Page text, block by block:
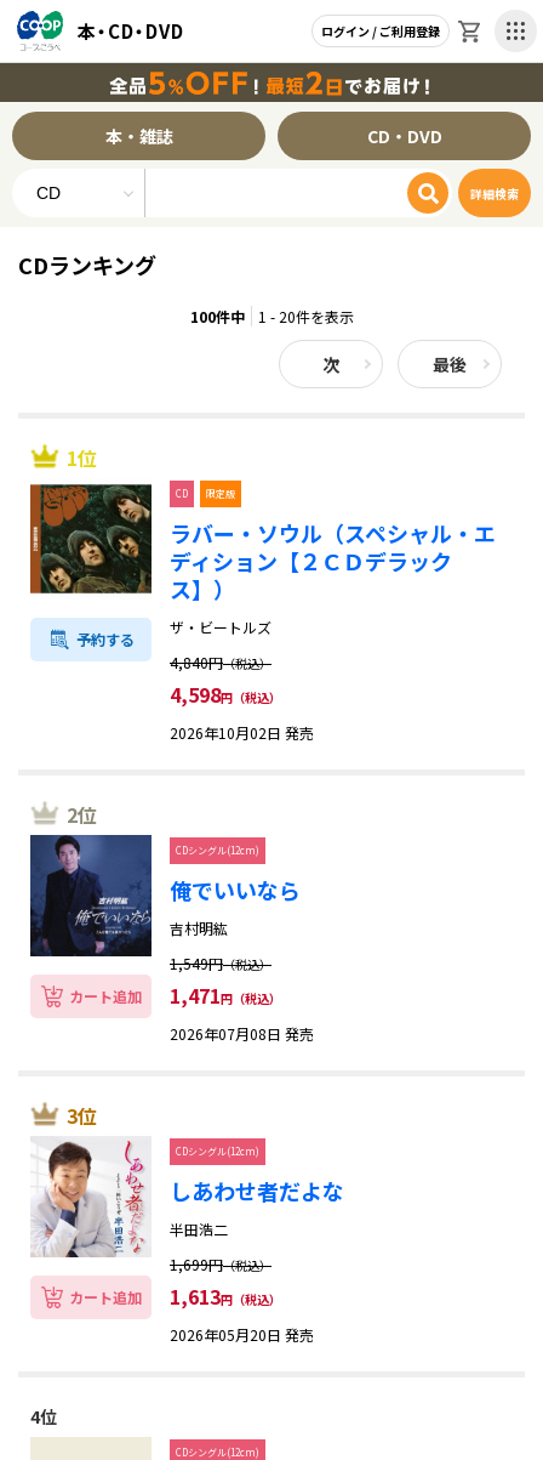
本・CD・DVD ログイン / ご利用登録
本・雑誌
本・雑誌 トップページへ
本 ランキングページへ
ノンフィクション・教養
思想・心理・歴史・教育
ビジネス・経済・社会
コミック・アニメ・Eゲーム
サイエンス・テクノロジー
児童
テレビ・タレント・写真集
映画・音楽・サブカルチャー
スポーツ・格闘技
生活・健康・ダイエット
語学・就職資格
学習参考書
ご利用ガイド
CD・DVD
CD・DVD トップページへ
CD ランキングページへ
お支払い方法 よくあるご質問
詳細検索
CDランキング
100件中 1 - 20件を表示
次 最後
1位
予約する
CD 限定版
ラバー・ソウル（スペシャル・エ
ディション【２ＣＤデラック
ス】）
ザ・ビートルズ
4,840円（税込）
4,598円（税込）
2026年10月02日 発売
2位
カート追加
CDシングル(12cm)
俺でいいなら
吉村明紘
1,549円（税込）
1,471円（税込）
2026年07月08日 発売
3位
カート追加
CDシングル(12cm)
しあわせ者だよな
半田浩二
1,699円（税込）
1,613円（税込）
2026年05月20日 発売
4位
CDシングル(12cm)